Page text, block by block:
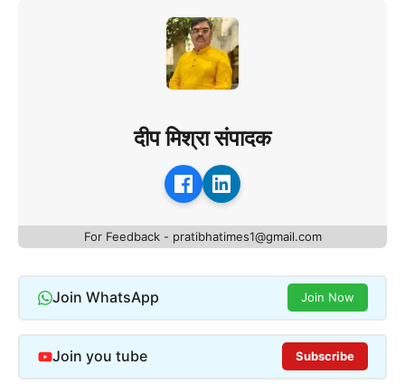
दीप मिश्रा संपादक
For Feedback - pratibhatimes1@gmail.com
Join WhatsApp Join Now
Join you tube Subscribe